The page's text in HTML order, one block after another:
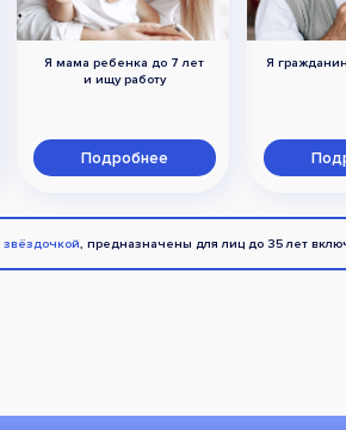
Я мама ребенка до 7 лет
и ищу работу
Подробнее
Я
звёздочкой, предназначены для лиц до 35 лет